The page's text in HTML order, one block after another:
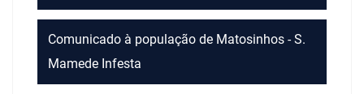
Comunicado à população de Matosinhos - S.
Mamede Infesta